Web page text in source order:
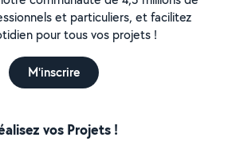
et particuliers, et facilitez
pour tous vos projets !
M'inscrire
vos Projets !